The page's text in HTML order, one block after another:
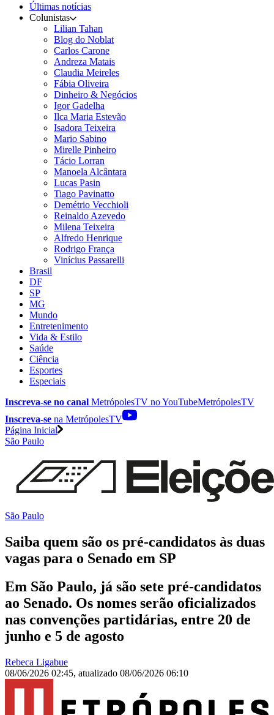
Últimas notícias
Colunistas
Lilian Tahan
Blog do Noblat
Carlos Carone
Andreza Matais
Claudia Meireles
Fábia Oliveira
Dinheiro & Negócios
Igor Gadelha
Ilca Maria Estevão
Isadora Teixeira
Mario Sabino
Mirelle Pinheiro
Tácio Lorran
Manoela Alcântara
Lucas Pasin
Tiago Pavinatto
Demétrio Vecchioli
Reinaldo Azevedo
Milena Teixeira
Alfredo Henrique
Rodrigo França
Vinícius Passarelli
Brasil
DF
SP
MG
Mundo
Entretenimento
Vida & Estilo
Saúde
Ciência
Esportes
Especiais
Inscreva-se no canal MetrópolesTV noYouTubeMetrópolesTV
Inscreva-se na MetrópolesTV
Página Inicial
São Paulo
São Paulo
Saiba quem são os pré-candidatos às duas
vagas para o Senado em SP
Em São Paulo, já são sete pré-candidatos
ao Senado. Os nomes serão oficializados
nas convenções partidárias, entre 20 de
junho e 5 de agosto
Rebeca Ligabue
08/06/2026 02:45, atualizado 08/06/2026 06:10